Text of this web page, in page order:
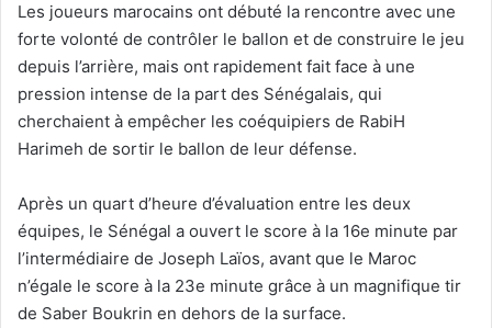
Les joueurs marocains ont débuté la rencontre avec une
forte volonté de contrôler le ballon et de construire le jeu
depuis l’arrière, mais ont rapidement fait face à une
pression intense de la part des Sénégalais, qui
cherchaient à empêcher les coéquipiers de RabiH
Harimeh de sortir le ballon de leur défense.
Après un quart d’heure d’évaluation entre les deux
équipes, le Sénégal a ouvert le score à la 16e minute par
l’intermédiaire de Joseph Laïos, avant que le Maroc
n’égale le score à la 23e minute grâce à un magnifique tir
de Saber Boukrin en dehors de la surface.